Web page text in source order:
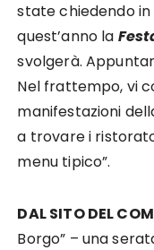
state chiedendo
quest’anno la
svolgerà.
Nel frattempo, vi
manifestazioni
a trovare i
menu tipico”.
DAL SITO DEL
Borgo” – una